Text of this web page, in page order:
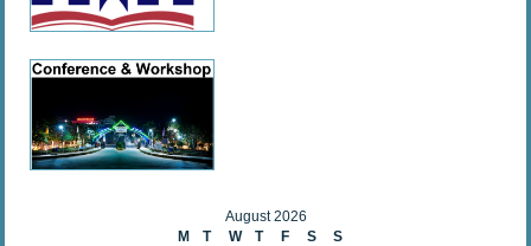
August 2026
M
T W T F S
S